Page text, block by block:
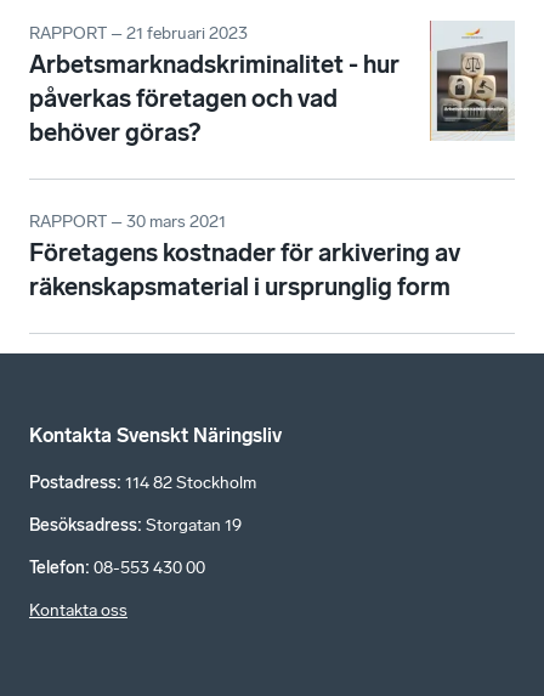
RAPPORT – 21 februari 2023
Arbetsmarknadskriminalitet - hur
påverkas företagen och vad
behöver göras?
RAPPORT – 30 mars 2021
Företagens kostnader för arkivering av
räkenskapsmaterial i ursprunglig form
Kontakta Svenskt Näringsliv
Postadress: 114 82 Stockholm
Besöksadress: Storgatan 19
Telefon: 08-553 430 00
Kontakta oss